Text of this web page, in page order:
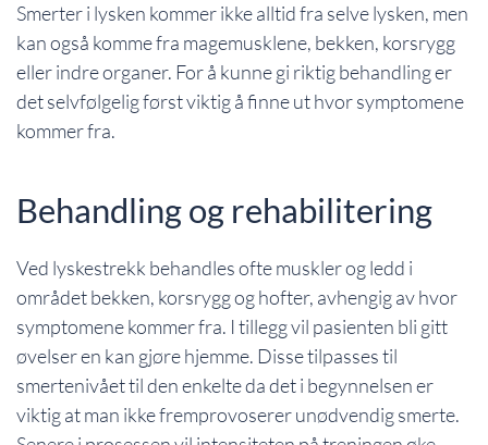
Smerter i lysken kommer ikke alltid fra selve lysken, men
kan også komme fra magemusklene, bekken, korsrygg
eller indre organer. For å kunne gi riktig behandling er
det selvfølgelig først viktig å finne ut hvor symptomene
kommer fra.
Behandling og rehabilitering
Ved lyskestrekk behandles ofte muskler og ledd i
området bekken, korsrygg og hofter, avhengig av hvor
symptomene kommer fra. I tillegg vil pasienten bli gitt
øvelser en kan gjøre hjemme. Disse tilpasses til
smertenivået til den enkelte da det i begynnelsen er
viktig at man ikke fremprovoserer unødvendig smerte.